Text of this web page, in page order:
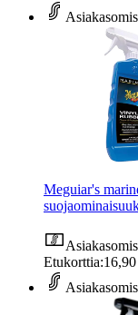
Meguiar's
Etukorttia: